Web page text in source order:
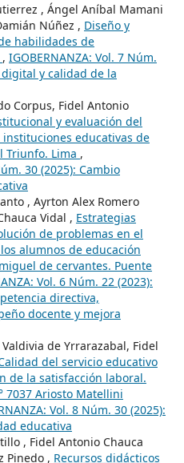
, Ángel Aníbal Mamani
Núñez , Diseño y
habilidades de
, IGOBERNANZA: Vol. 7 Núm.
digital y calidad de la
Corpus, Fidel Antonio
y evaluación del
educativas de
Triunfo. Lima ,
30 (2025): Cambio
, Ayrton Alex Romero
Vidal , Estrategias
de problemas en el
alumnos de educación
de cervantes. Puente
Vol. 6 Núm. 22 (2023):
directiva,
docente y mejora
de Yrrarazabal, Fidel
del servicio educativo
de la satisfacción laboral.
7037 Ariosto Matellini
Vol. 8 Núm. 30 (2025):
educativa
, Fidel Antonio Chauca
Pinedo , Recursos didácticos